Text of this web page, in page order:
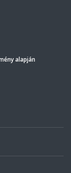
alapján